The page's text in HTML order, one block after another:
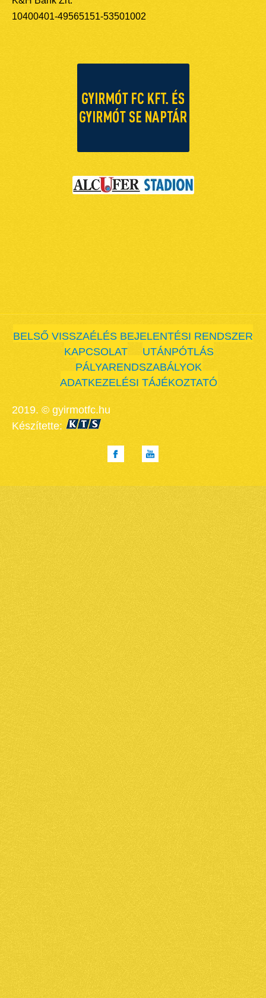
10400401-49565151-53501002
BELSŐ VISSZAÉLÉS BEJELENTÉSI RENDSZER
KAPCSOLAT
UTÁNPÓTLÁS
PÁLYARENDSZABÁLYOK
ADATKEZELÉSI TÁJÉKOZTATÓ
2019. © gyirmotfc.hu
Készítette: